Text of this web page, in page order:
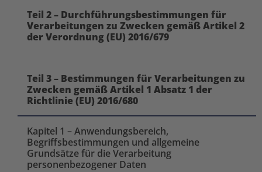
Teil 2 – Durchführungsbestimmungen für
Verarbeitungen zu Zwecken gemäß Artikel 2
der Verordnung (EU) 2016/679
Teil 3 – Bestimmungen für Verarbeitungen zu
Zwecken gemäß Artikel 1 Absatz 1 der
Richtlinie (EU) 2016/680
Kapitel 1 – Anwendungsbereich,
Begriffsbestimmungen und allgemeine
Grundsätze für die Verarbeitung
personenbezogener Daten